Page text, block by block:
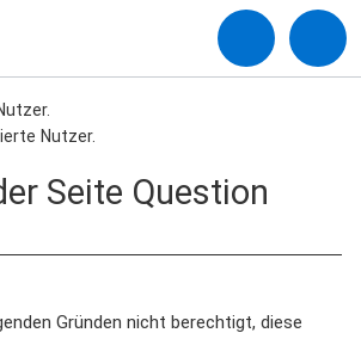
Nutzer.
Seite Question
Gründen nicht berechtigt, diese